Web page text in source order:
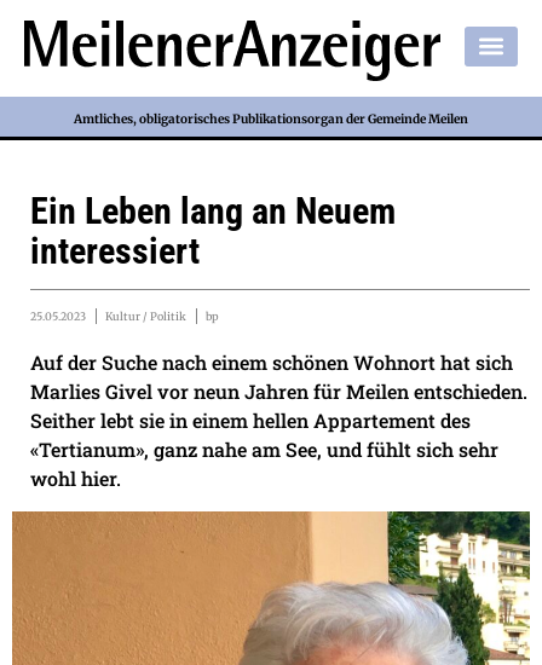
Amtliches, obligatorisches Publikationsorgan der Gemeinde Meilen
Ein Leben lang an Neuem
interessiert
25.05.2023 Kultur / Politik bp
Auf der Suche nach einem schönen Wohnort hat sich
Marlies Givel vor neun Jahren für Meilen entschieden.
Seither lebt sie in einem hellen Appartement des
«Tertianum», ganz nahe am See, und fühlt sich sehr
wohl hier.